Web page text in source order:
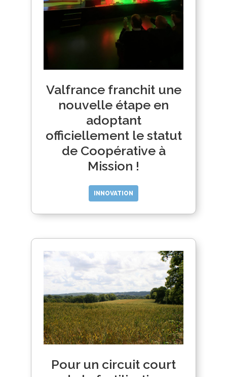
Valfrance franchit une
nouvelle étape en
adoptant
officiellement le statut
de Coopérative à
Mission !
INNOVATION
Pour un circuit court